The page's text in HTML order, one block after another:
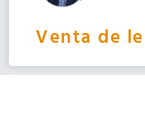
Venta de